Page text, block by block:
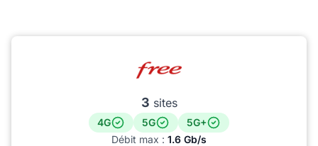
3 sites
4G 5G
5G+
Débit max : 1.6 Gb/s